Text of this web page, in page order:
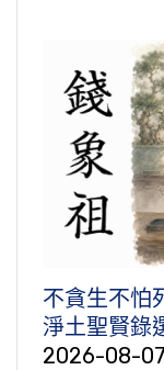
不貪生不怕
淨土聖賢錄
2026-08-07